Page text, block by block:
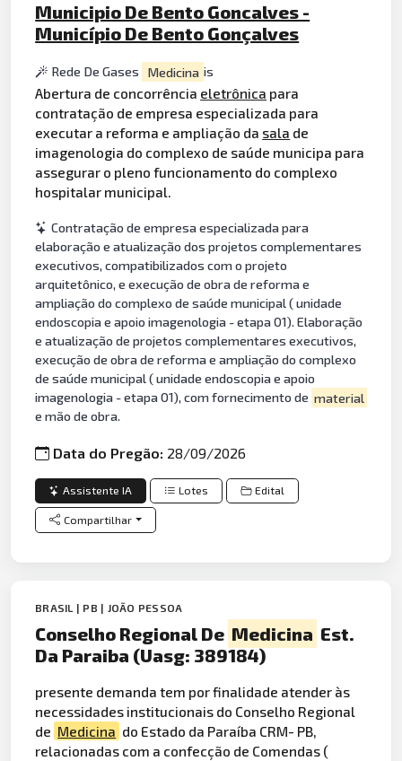
Municipio De Bento Goncalves -
Município De Bento Gonçalves
Rede De Gases Medicina is
Abertura de concorrência eletrônica para
contratação de empresa especializada para
executar a reforma e ampliação da sala de
imagenologia do complexo de saúde municipa para
assegurar o pleno funcionamento do complexo
hospitalar municipal.
Contratação de empresa especializada para
elaboração e atualização dos projetos complementares
executivos, compatibilizados com o projeto
arquitetônico, e execução de obra de reforma e
ampliação do complexo de saúde municipal ( unidade
endoscopia e apoio imagenologia - etapa 01). Elaboração
e atualização de projetos complementares executivos,
execução de obra de reforma e ampliação do complexo
de saúde municipal ( unidade endoscopia e apoio
imagenologia - etapa 01), com fornecimento de material
e mão de obra.
Data do Pregão: 28/09/2026
Assistente IA Lotes Edital
Compartilhar
BRASIL | PB | JOÃO PESSOA
Conselho Regional De Medicina Est.
Da Paraiba (Uasg: 389184)
presente demanda tem por finalidade atender às
necessidades institucionais do Conselho Regional
de Medicina do Estado da Paraíba CRM- PB,
relacionadas com a confecção de Comendas (